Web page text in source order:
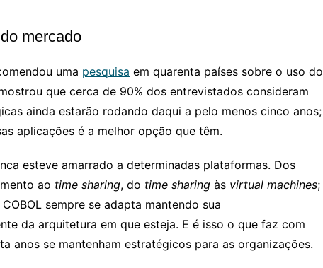
mercado
uma pesquisa em quarenta países sobre o uso do
que cerca de 90% dos entrevistados consideram
ainda estarão rodando daqui a pelo menos cinco anos;
aplicações é a melhor opção que têm.
esteve amarrado a determinadas plataformas. Dos
ao time sharing, do time sharing às virtual machines;
sempre se adapta mantendo sua
da arquitetura em que esteja. E é isso o que faz com
anos se mantenham estratégicos para as organizações.